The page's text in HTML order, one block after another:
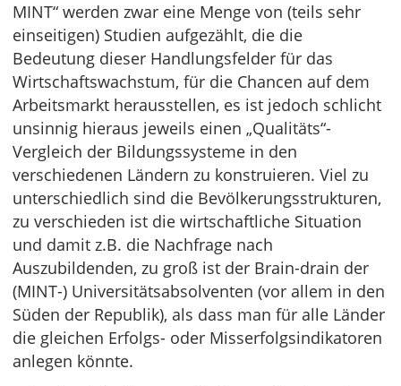
MINT“ werden zwar eine Menge von (teils sehr
einseitigen) Studien aufgezählt, die die
Bedeutung dieser Handlungsfelder für das
Wirtschaftswachstum, für die Chancen auf dem
Arbeitsmarkt herausstellen, es ist jedoch schlicht
unsinnig hieraus jeweils einen „Qualitäts“-
Vergleich der Bildungssysteme in den
verschiedenen Ländern zu konstruieren. Viel zu
unterschiedlich sind die Bevölkerungsstrukturen,
zu verschieden ist die wirtschaftliche Situation
und damit z.B. die Nachfrage nach
Auszubildenden, zu groß ist der Brain-drain der
(MINT-) Universitätsabsolventen (vor allem in den
Süden der Republik), als dass man für alle Länder
die gleichen Erfolgs- oder Misserfolgsindikatoren
anlegen könnte.